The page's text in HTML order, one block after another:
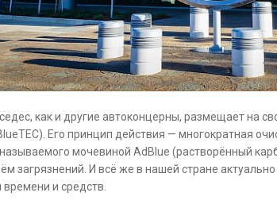
как и другие автоконцерны, размещает на
Его принцип действия — многократная
мочевиной AdBlue (растворённый
загрязнений. И всё же в нашей стране актуально
и средств.